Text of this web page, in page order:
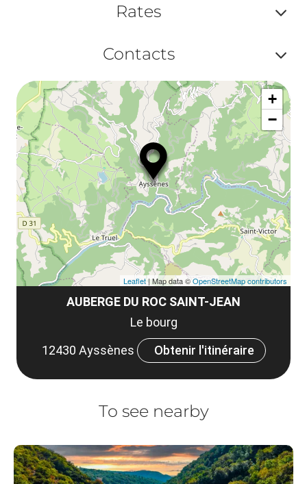
ou
Rates
ou
et
Contacts
ou
AUBERGE DU ROC SAINT-JEAN
Le bourg
12430 Ayssènes
Obtenir l'itinéraire
+
−
Leaflet| Map data ©OpenStreetMap contributors
To see nearby